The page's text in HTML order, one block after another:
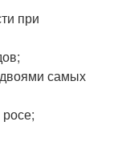
при
самых